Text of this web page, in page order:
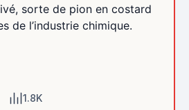
sorte de pion en costard
de l’industrie chimique.
1.8K